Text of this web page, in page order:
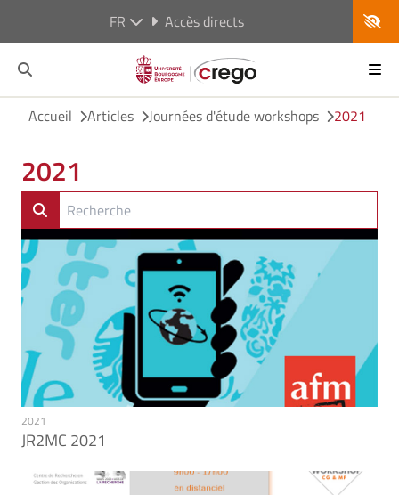
FR Accès directs
Accueil Articles Journées d'étude workshops 2021
2021
2021
JR2MC 2021